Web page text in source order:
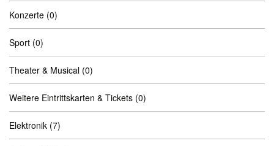
Konzerte (0)
Sport (0)
Theater & Musical (0)
Weitere Eintrittskarten & Tickets (0)
Elektronik (7)